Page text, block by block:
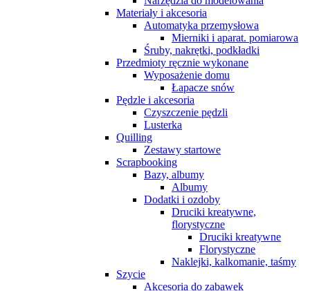
Materiały i akcesoria
Automatyka przemysłowa
Mierniki i aparat. pomiarowa
Śruby, nakrętki, podkładki
Przedmioty ręcznie wykonane
Wyposażenie domu
Łapacze snów
Pędzle i akcesoria
Czyszczenie pędzli
Lusterka
Quilling
Zestawy startowe
Scrapbooking
Bazy, albumy
Albumy
Dodatki i ozdoby
Druciki kreatywne,
florystyczne
Druciki kreatywne
Florystyczne
Naklejki, kalkomanie, taśmy
Szycie
Akcesoria do zabawek